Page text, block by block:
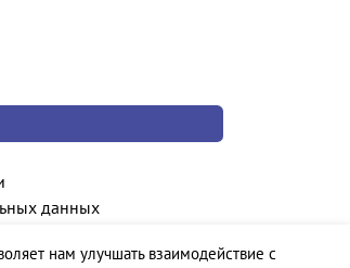
данных
нам улучшать взаимодействие с